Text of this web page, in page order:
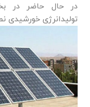
تولیدانرژی خورشیدی